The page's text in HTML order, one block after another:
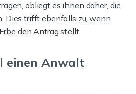
obliegt es ihnen daher, die
Dies trifft ebenfalls zu, wenn
den Antrag stellt.
einen Anwalt